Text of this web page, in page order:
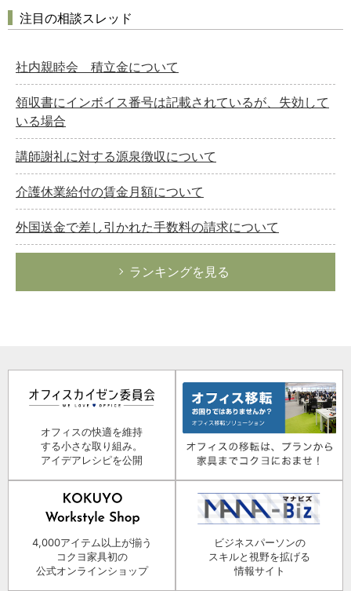
注目の相談スレッド
社内親睦会 積立金について
領収書にインボイス番号は記載されているが、失効して
いる場合
講師謝礼に対する源泉徴収について
介護休業給付の賃金月額について
外国送金で差し引かれた手数料の請求について
ランキングを見る
オフィスの快適を維持
する小さな取り組み。
アイデアレシピを公開
4,000アイテム以上が揃う
コクヨ家具初の
公式オンラインショップ
ビジネスパーソンの
スキルと視野を拡げる
情報サイト